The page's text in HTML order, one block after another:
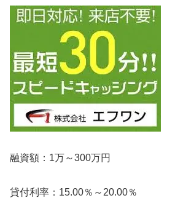
融資額：1万～300万円
貸付利率：15.00％～20.00％